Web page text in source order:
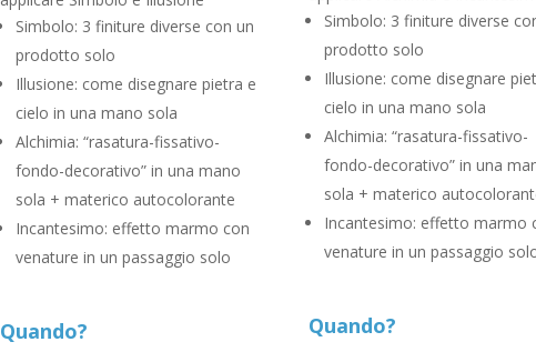
Simbolo: 3 finiture diverse con un
prodotto solo
Illusione: come disegnare pietra e
cielo in una mano sola
Alchimia: “rasatura-fissativo-
fondo-decorativo” in una mano
sola + materico autocolorante
Incantesimo: effetto marmo con
venature in un passaggio solo
Quando?
Simbolo: 3 finiture diverse
prodotto solo
Illusione: come disegnare
cielo in una mano sola
Alchimia: “rasatura-fissativo-
fondo-decorativo” in una
sola + materico
Incantesimo: effetto marmo
venature in un passaggio
Quando?